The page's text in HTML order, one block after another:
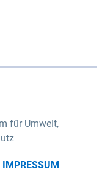
für Umwelt,
IMPRESSUM